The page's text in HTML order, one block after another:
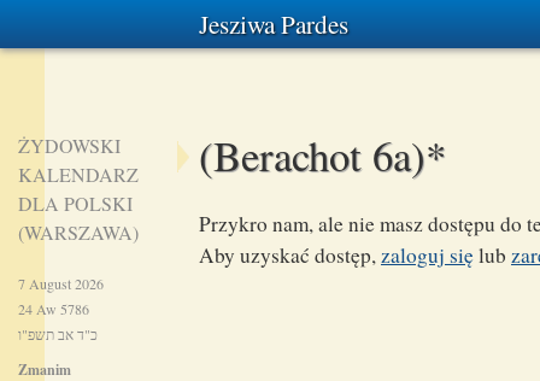
Jesziwa Pardes
ŻYDOWSKI
KALENDARZ
DLA POLSKI
(WARSZAWA)
7 August 2026
24 Aw 5786
כ"ד אב תשפ"ו
Zmanim
(Berachot 6a)*
Przykro nam, ale nie masz dostępu do
Aby uzyskać dostęp,zaloguj sięlub